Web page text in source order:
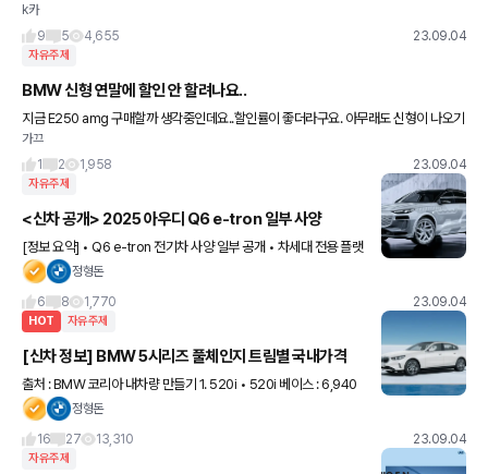
은 가격 심지어 eqe랑 주행거리 비교하면 심하게 떨어짐 문제는 지금 eqe 포풍할인 중
가장 놀라운
k카
9
5 4,655 23.09.04
자유주제
BMW 신형 연말에 할인 안 할려나요..
지금 E250 amg 구매할까 생각중인데요..할인률이 좋더라구요. 아무래도 신형이 나오기
전이라서 폭풍세일 하는거 같긴 한데요. 솔직히 벤츠 좋지만 새로나오는 520msp가 할
인하면 어느정도 비슷한
가끄
1
2 1,958 23.09.04
자유주제
<신차 공개> 2025 아우디 Q6 e-tron 일부 사양
[정보 요약] • Q6 e-tron 전기차 사양 일부 공개 • 차세대 전용 플랫
폼 PPE 기반 • 1회 완충시 500km 이상 주행 목표 • 270kW급 급정형돈
6
8 1,770 23.09.04
HOT 자유주제
[신차 정보] BMW 5시리즈 풀체인지 트림별 국내가격
출처 : BMW 코리아 내차량 만들기 1. 520i • 520i 베이스 : 6,940
만원 (기존 6,680만원) • 520i MSP : 7,390만원 (기존 6,840만
정형돈
16
27 13,310 23.09.04
자유주제